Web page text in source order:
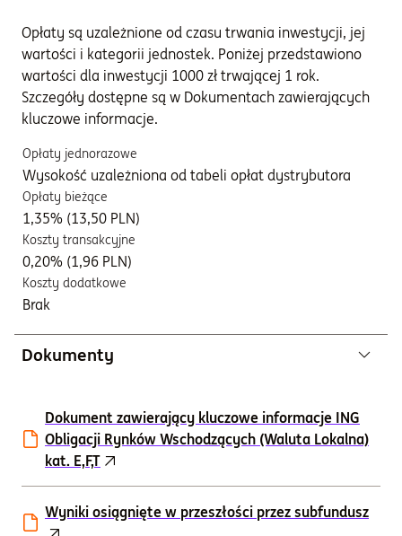
Opłaty są uzależnione od czasu trwania inwestycji, jej
wartości i kategorii jednostek. Poniżej przedstawiono
wartości dla inwestycji 1000 zł trwającej 1 rok.
Szczegóły dostępne są w Dokumentach zawierających
kluczowe informacje.
Opłaty jednorazowe
Wysokość uzależniona od tabeli opłat dystrybutora
Opłaty bieżące
1,35% (13,50 PLN)
Koszty transakcyjne
0,20% (1,96 PLN)
Koszty dodatkowe
Brak
Dokumenty
Dokument zawierający kluczowe informacje ING
Obligacji Rynków Wschodzących (Waluta Lokalna)
kat. E,F,T
Wyniki osiągnięte w przeszłości przez subfundusz